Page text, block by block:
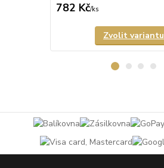
782 Kč/ks
Zvolit variantu